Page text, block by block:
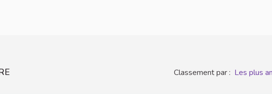
Classement par : Les plus